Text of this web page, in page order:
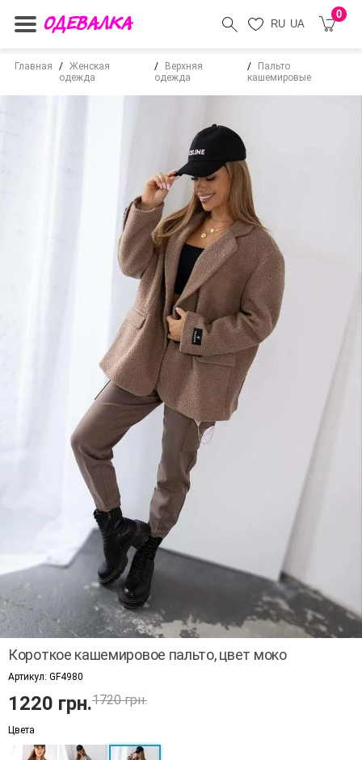
RU UA
0
Главная
Женская
одежда
Верхняя
одежда
Пальто
кашемировые
Короткое кашемировое пальто, цвет моко
Артикул: GF4980
1220 грн.1720 грн.
Цвета